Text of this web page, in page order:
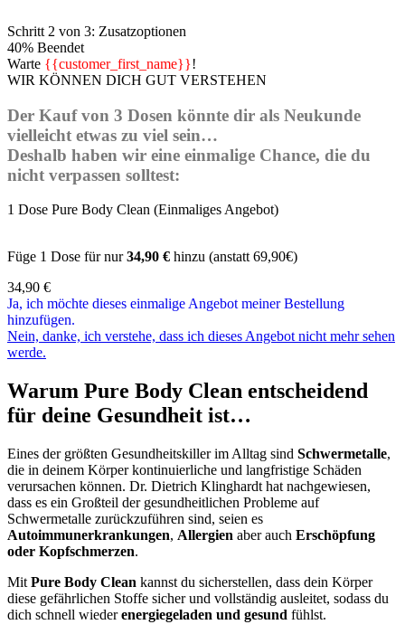
Schritt 2 von 3: Zusatzoptionen
40% Beendet
Warte {{customer_first_name}}!
WIR KÖNNEN DICH GUT VERSTEHEN
Der Kauf von 3 Dosen könnte dir als Neukunde
vielleicht etwas zu viel sein…
Deshalb haben wir eine einmalige Chance, die du
nicht verpassen solltest:
1 Dose Pure Body Clean (Einmaliges Angebot)
Füge 1 Dose für nur34,90 € hinzu (anstatt 69,90€)
34,90 €
Ja, ich möchte dieses einmalige Angebot meiner Bestellung
hinzufügen.
Nein, danke, ich verstehe, dass ich dieses Angebot nicht mehr sehen
werde.
Warum Pure Body Clean entscheidend
für deine Gesundheit ist…
Eines der größten Gesundheitskiller im Alltag sind Schwermetalle,
die in deinem Körper kontinuierliche und langfristige Schäden
verursachen können. Dr. Dietrich Klinghardt hat nachgewiesen,
dass es ein Großteil der gesundheitlichen Probleme auf
Schwermetalle zurückzuführen sind, seien es
Autoimmunerkrankungen, Allergien aber auch Erschöpfung
oder Kopfschmerzen.
Mit Pure Body Clean kannst du sicherstellen, dass dein Körper
diese gefährlichen Stoffe sicher und vollständig ausleitet, sodass du
dich schnell wiederenergiegeladen und gesund fühlst.